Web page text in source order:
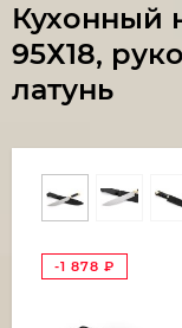
Кухонный
95Х18,
латунь
-1 878 ₽